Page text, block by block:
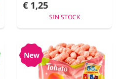
€ 1,25
SIN STOCK
New